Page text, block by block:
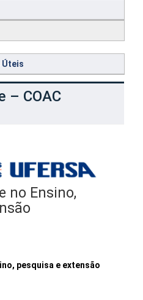
Úteis
– COAC
no Ensino,
pesquisa e extensão